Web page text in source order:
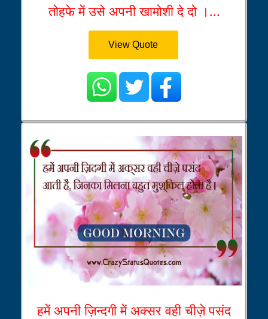
तोहफे में उसे अपनी खामोशी दे दो ।...
View Quote
हमें अपनी ज़िन्दगी में अक्सर वही चीज़े पसंद